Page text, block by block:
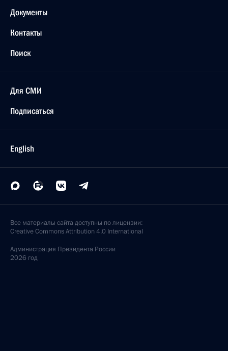
Документы
Контакты
Поиск
Для СМИ
Подписаться
English
Все материалы сайта доступны по лицензии:
Creative Commons Attribution 4.0 International
Администрация Президента России
2026 год